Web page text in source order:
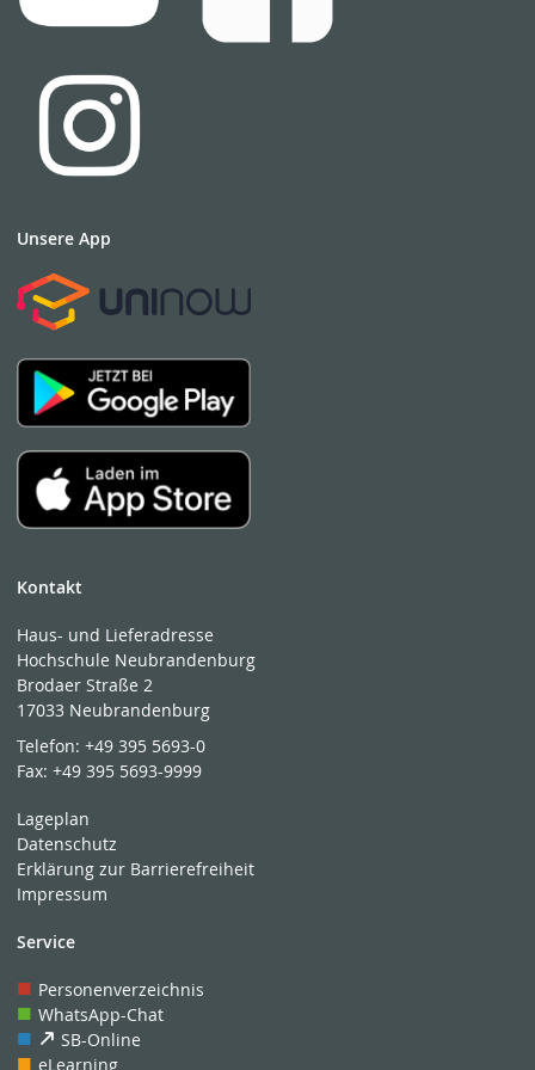
Studiendekan*in unseres Fachbereiches und die
Studienordnungen (siehe Fachprüfungs- und -
studienordnungen)
Studienpläne
jeweiligen Fachprüfungs- und in den
Teilzeitstudium
Titelblätter für die schriftlichen
Ausarbeitungen/Bachelor- und Masterarbeiten
V
Vorlesungsverzeichnis im LSF
W
wissenschaftlichen Arbeiten
Greifwald
Z
Zugangsprüfung- Studieren ohne Abitur oder
Fachhochschulreife
für das Glossar bzw. den Seiteninhalt? Dann wenden Sie
sich bitte an:
Unsere App
Kontakt
Haus- und Lieferadresse
Hochschule Neubrandenburg
Brodaer Straße 2
17033 Neubrandenburg
Telefon:+49 395 5693-0
Fax:+49 395 5693-9999
Lageplan
Datenschutz
Erklärung zur Barrierefreiheit
Impressum
Service
Personenverzeichnis
WhatsApp-Chat
SB-Online
eLearning